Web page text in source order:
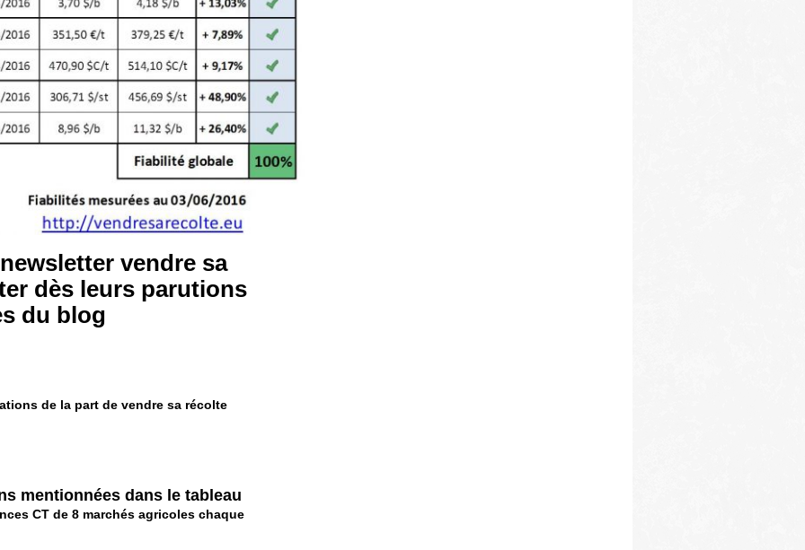
vendre sa
dès leurs parutions
du blog
de la part de vendre sa récolte
mentionnées dans le tableau
CT de 8 marchés agricoles chaque